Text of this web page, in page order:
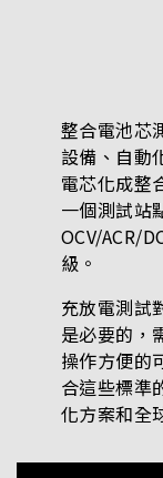
整合電池芯
設備、自動
電芯化成整
一個測試站
OCV/ACR/
級。
充放電測試
是必要的，
操作方便的
合這些標準
化方案和全